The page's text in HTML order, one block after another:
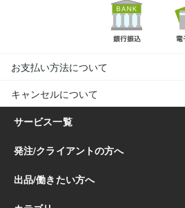
お支払い方法について
キャンセルについて